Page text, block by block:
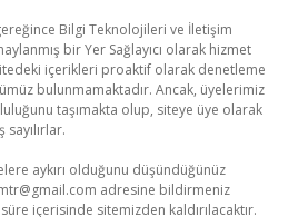
Bilgi Teknolojileri ve İletişim
bir Yer Sağlayıcı olarak hizmet
içerikleri proaktif olarak denetleme
bulunmamaktadır. Ancak, üyelerimiz
taşımakta olup, siteye üye olarak
aykırı olduğunu düşündüğünüz
adresine bildirmeniz
içerisinde sitemizden kaldırılacaktır.